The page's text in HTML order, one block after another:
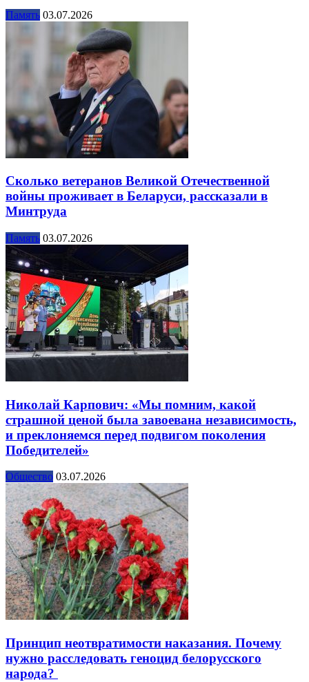
Память 03.07.2026
Сколько ветеранов Великой Отечественной
войны проживает в Беларуси, рассказали в
Минтруда
Память 03.07.2026
Николай Карпович: «Мы помним, какой
страшной ценой была завоевана независимость,
и преклоняемся перед подвигом поколения
Победителей»
Общество 03.07.2026
Принцип неотвратимости наказания. Почему
нужно расследовать геноцид белорусского
народа?